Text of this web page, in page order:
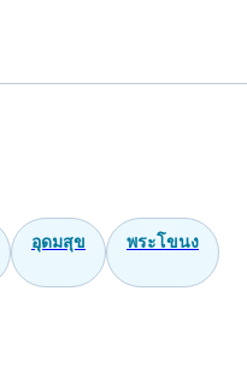
อุดมสุข พระโขนง